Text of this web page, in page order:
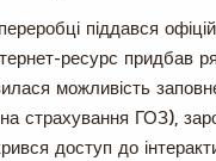
піддався
ресурс придбав
можливість
страхування ГОЗ),
доступ до